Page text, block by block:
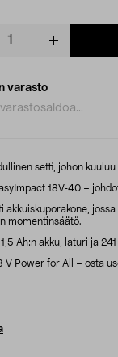
varasto
varastosaldoa...
setti, johon kuuluu
18V-40 –
akkuiskuporakone,
momentinsäätö.
Ah:n akku, laturi ja
V Power for All – osta